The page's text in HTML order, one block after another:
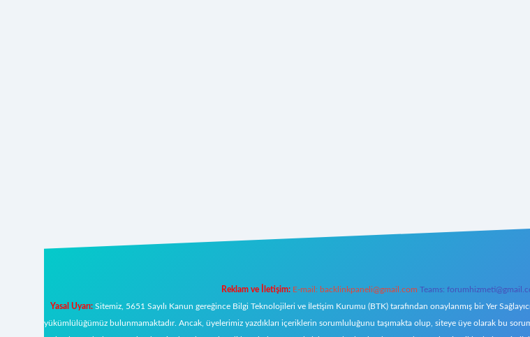
Reklam ve İletişim: E-mail: backlinkpaneli@gmail.com Teams:
Yasal Uyarı:Sitemiz, 5651 Sayılı Kanun gereğince Bilgi Teknolojileri ve İletişim Kurumu (BTK) tarafından onaylanmış bir Yer
yükümlülüğümüz bulunmamaktadır. Ancak, üyelerimiz yazdıkları içeriklerin sorumluluğunu taşımakta olup, siteye üye olarak bu